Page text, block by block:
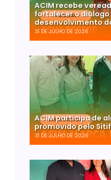
ACIM recebe
fortalecer o diálogo
desenvolvimento
31 DE JULHO DE 2026
ACIM participa de
promovido pelo
31 DE JULHO DE 2026